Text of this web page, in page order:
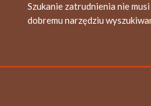
Szukanie zatrudnienia nie
dobremu narzędziu